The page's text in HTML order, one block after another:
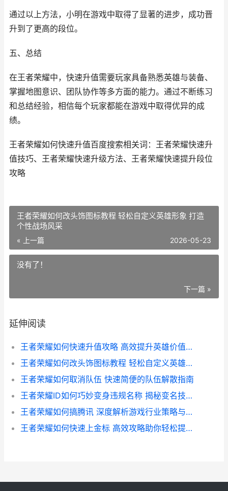
通过以上方法，小明在游戏中取得了显著的进步，成功晋
升到了更高的段位。
五、总结
在王者荣耀中，快速升值需要玩家具备熟悉英雄与装备、
掌握地图意识、团队协作等多方面的能力。通过不断练习
和总结经验，相信每个玩家都能在游戏中取得优异的成
绩。
王者荣耀如何快速升值百度搜索相关词：王者荣耀快速升
值技巧、王者荣耀快速升级方法、王者荣耀快速提升段位
攻略
王者荣耀如何改头饰图标教程 轻松自定义英雄形象 打造
个性战场风采
« 上一篇 2026-05-23
没有了！
下一篇 »
延伸阅读
王者荣耀如何快速升值攻略 高效提升英雄价值的秘诀解析
王者荣耀如何改头饰图标教程 轻松自定义英雄形象 打造个性战场风采
王者荣耀如何取消队伍 快速简便的队伍解散指南
王者荣耀ID如何巧妙变身违规名称 揭秘变名技巧与风险防范
王者荣耀如何搞腾讯 深度解析游戏行业策略与市场布局
王者荣耀如何快速上金标 高效攻略助你轻松提升段位与金币收益